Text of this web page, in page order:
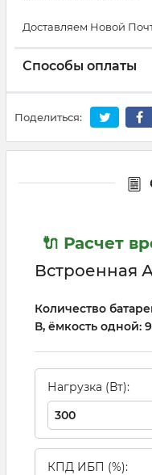
Доставляем Новой
Способы оплаты
Поделиться:
🔌 Расчет
Встроенная
Количество
В, ёмкость одной:
Нагрузка (Вт):
КПД ИБП (%):